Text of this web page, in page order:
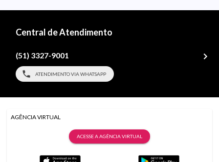
Central de Atendimento
(51) 3327-9001
ATENDIMENTO VIA WHATSAPP
AGÊNCIA VIRTUAL
ACESSE A AGÊNCIA VIRTUAL